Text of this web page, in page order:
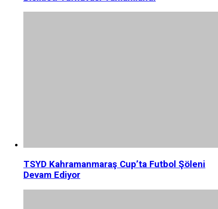
TSYD Kahramanmaraş Cup’ta Futbol Şöleni
Devam Ediyor